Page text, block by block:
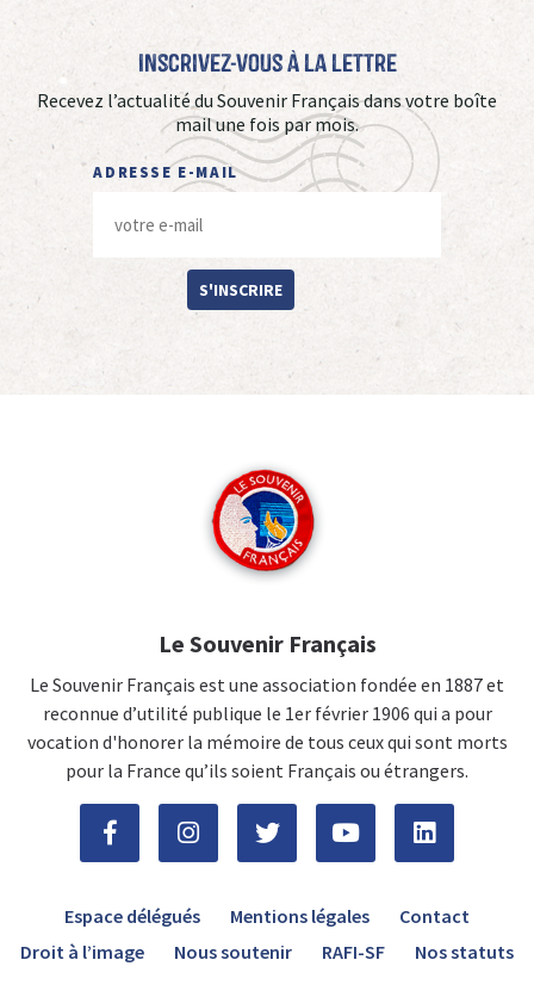
Inscrivez-vous à La Lettre
Recevez l’actualité du Souvenir Français dans votre boîte
mail une fois par mois.
ADRESSE E-MAIL
S'INSCRIRE
Le Souvenir Français
Le Souvenir Français est une association fondée en 1887 et
reconnue d’utilité publique le 1er février 1906 qui a pour
vocation d'honorer la mémoire de tous ceux qui sont morts
pour la France qu’ils soient Français ou étrangers.
Espace délégués Mentions légales
Contact
Droit à l’image
Nous soutenir RAFI-SF Nos statuts